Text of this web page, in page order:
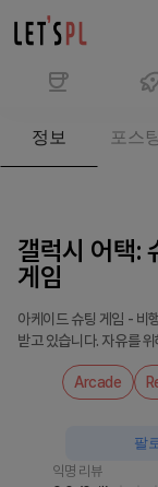
서
갤럭시 어택:
게임
아케이드 슈팅 게임 - 비
받고 있습니다. 자유를
Arcade
익명 리뷰
팔
정보 포스